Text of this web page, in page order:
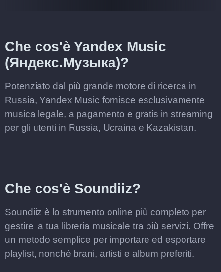
Che cos'è Yandex Music
(Яндекс.Музыка)?
Potenziato dal più grande motore di ricerca in
Russia, Yandex Music fornisce esclusivamente
musica legale, a pagamento e gratis in streaming
per gli utenti in Russia, Ucraina e Kazakistan.
Che cos'è Soundiiz?
Soundiiz è lo strumento online più completo per
gestire la tua libreria musicale tra più servizi. Offre
un metodo semplice per importare ed esportare
playlist, nonché brani, artisti e album preferiti.